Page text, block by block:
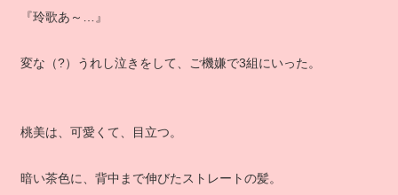
『玲歌あ～…』
変な（?）うれし泣きをして、ご機嫌で3組にいった。
桃美は、可愛くて、目立つ。
暗い茶色に、背中まで伸びたストレートの髪。